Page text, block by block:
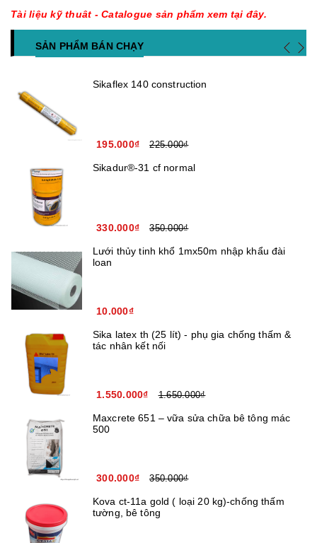
Tài liệu kỹ thuât - Catalogue sản phẩm xem tại đây.
SẢN PHẨM BÁN CHẠY
Sikaflex 140 construction
195.000₫ 225.000₫
Sikadur®-31 cf normal
330.000₫ 350.000₫
Lưới thủy tinh khổ 1mx50m nhập khẩu đài
loan
10.000₫
Sika latex th (25 lít) - phụ gia chống thấm &
tác nhân kết nối
1.550.000₫ 1.650.000₫
Maxcrete 651 – vữa sửa chữa bê tông mác
500
300.000₫ 350.000₫
Kova ct-11a gold ( loại 20 kg)-chống thấm
tường, bê tông